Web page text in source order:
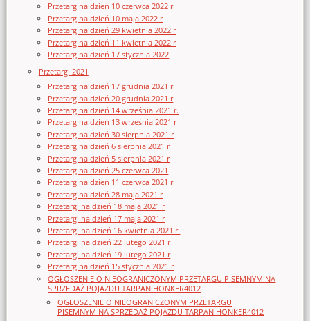
Przetarg na dzień 10 czerwca 2022 r
Przetarg na dzień 10 maja 2022 r
Przetarg na dzień 29 kwietnia 2022 r
Przetarg na dzień 11 kwietnia 2022 r
Przetarg na dzień 17 stycznia 2022
Przetargi 2021
Przetarg na dzień 17 grudnia 2021 r
Przetarg na dzień 20 grudnia 2021 r
Przetarg na dzień 14 września 2021 r.
Przetarg na dzień 13 września 2021 r
Przetarg na dzień 30 sierpnia 2021 r
Przetarg na dzień 6 sierpnia 2021 r
Przetarg na dzień 5 sierpnia 2021 r
Przetarg na dzień 25 czerwca 2021
Przetarg na dzień 11 czerwca 2021 r
Przetarg na dzień 28 maja 2021 r
Przetargi na dzień 18 maja 2021 r
Przetargi na dzień 17 maja 2021 r
Przetargi na dzień 16 kwietnia 2021 r.
Przetargi na dzień 22 lutego 2021 r
Przetargi na dzień 19 lutego 2021 r
Przetarg na dzień 15 stycznia 2021 r
OGŁOSZENIE O NIEOGRANICZONYM PRZETARGU PISEMNYM NA
SPRZEDAŻ POJAZDU TARPAN HONKER4012
OGŁOSZENIE O NIEOGRANICZONYM PRZETARGU
PISEMNYM NA SPRZEDAŻ POJAZDU TARPAN HONKER4012